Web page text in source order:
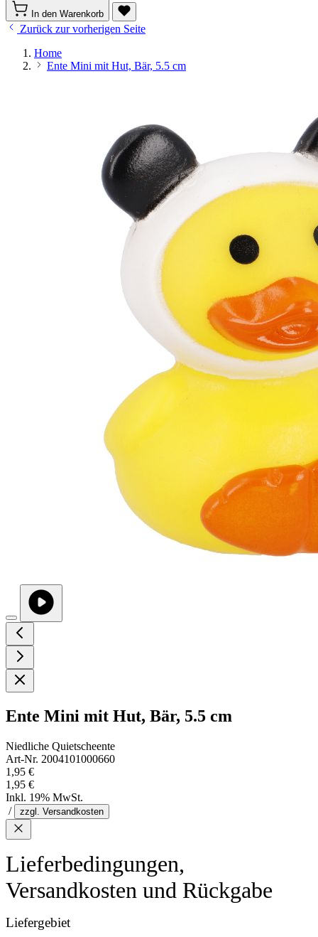
In den Warenkorb
Zurück zur vorherigen Seite
Home
Ente Mini mit Hut, Bär, 5.5 cm
Ente Mini mit Hut, Bär, 5.5 cm
Niedliche Quietscheente
Art-Nr. 2004101000660
1,95 €
1,95 €
Inkl. 19% MwSt.
/
zzgl. Versandkosten
Lieferbedingungen,
Versandkosten und Rückgabe
Liefergebiet